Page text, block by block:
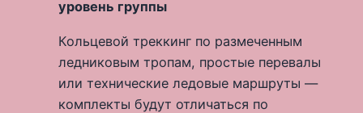
уровень группы
Кольцевой треккинг по размеченным
ледниковым тропам, простые перевалы
или технические ледовые маршруты —
комплекты будут отличаться по